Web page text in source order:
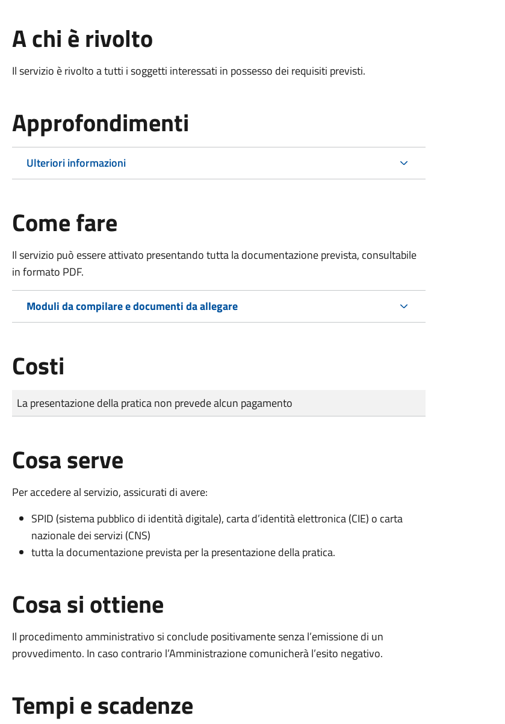
A chi è rivolto
Il servizio è rivolto a tutti i soggetti interessati in possesso dei requisiti previsti.
Approfondimenti
Ulteriori informazioni
Come fare
Il servizio può essere attivato presentando tutta la documentazione prevista, consultabile
in formato PDF.
Moduli da compilare e documenti da allegare
Costi
Tipo di pagamento
Importo
La presentazione della pratica non prevede alcun pagamento
Cosa serve
Per accedere al servizio, assicurati di avere:
SPID (sistema pubblico di identità digitale), carta d’identità elettronica (CIE) o carta
nazionale dei servizi (CNS)
tutta la documentazione prevista per la presentazione della pratica.
Cosa si ottiene
Il procedimento amministrativo si conclude positivamente senza l’emissione di un
provvedimento. In caso contrario l’Amministrazione comunicherà l’esito negativo.
Tempi e scadenze